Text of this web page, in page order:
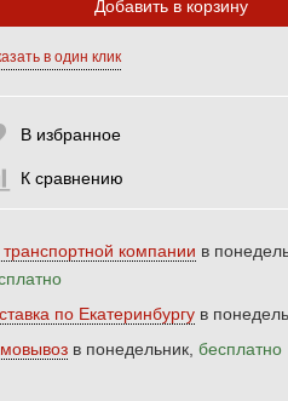
Выберите количество:
Продолжить
Добавить в корзину
в один клик
В избранное
К сравнению
компании в
по Екатеринбургув
в понедельник, бесплатно